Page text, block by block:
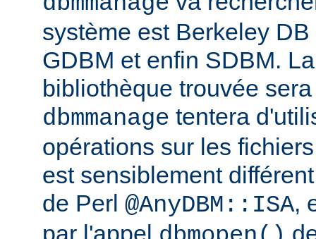
système est Berkeley
GDBM et enfin SDBM.
bibliothèque trouvée
dbmmanage tentera
opérations sur les
est sensiblement
de Perl @AnyDBM::ISA,
par l'appel